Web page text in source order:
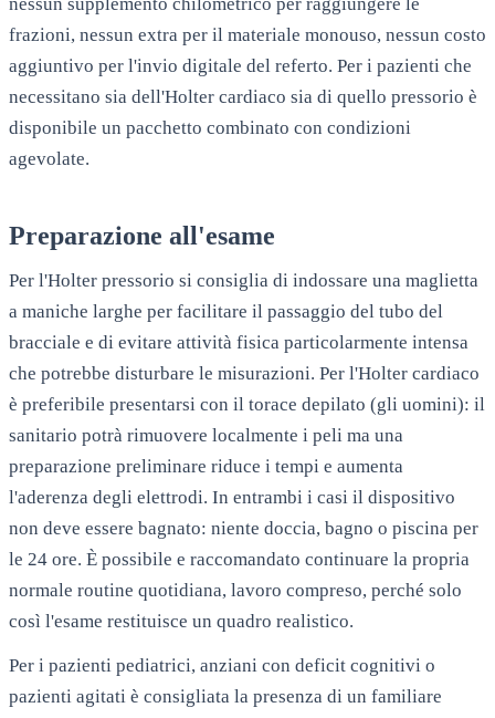
frazioni, nessun extra per il materiale monouso, nessun costo
aggiuntivo per l'invio digitale del referto. Per i pazienti che
necessitano sia dell'Holter cardiaco sia di quello pressorio è
disponibile un pacchetto combinato con condizioni
agevolate.
Preparazione all'esame
Per l'Holter pressorio si consiglia di indossare una maglietta
a maniche larghe per facilitare il passaggio del tubo del
bracciale e di evitare attività fisica particolarmente intensa
che potrebbe disturbare le misurazioni. Per l'Holter cardiaco
è preferibile presentarsi con il torace depilato (gli uomini): il
sanitario potrà rimuovere localmente i peli ma una
preparazione preliminare riduce i tempi e aumenta
l'aderenza degli elettrodi. In entrambi i casi il dispositivo
non deve essere bagnato: niente doccia, bagno o piscina per
le 24 ore. È possibile e raccomandato continuare la propria
normale routine quotidiana, lavoro compreso, perché solo
così l'esame restituisce un quadro realistico.
Per i pazienti pediatrici, anziani con deficit cognitivi o
pazienti agitati è consigliata la presenza di un familiare